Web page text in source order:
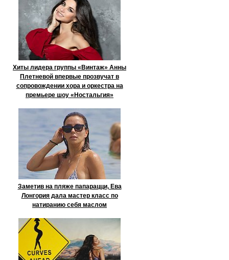
Хиты лидера группы «Винтаж» Анны
Плетневой впервые прозвучат в
сопровождении хора и оркестра на
премьере шоу «Ностальгия»
Заметив на пляже папарацци, Ева
Лонгория дала мастер класс по
натиранию себя маслом